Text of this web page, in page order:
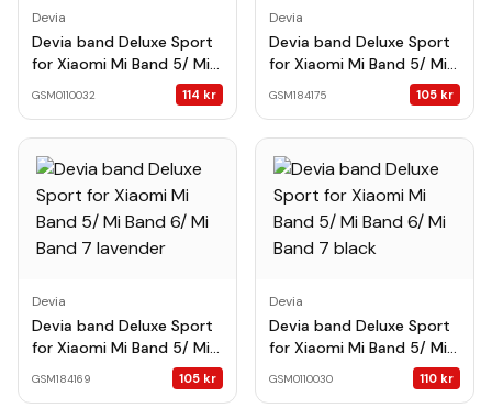
Devia
Devia band Deluxe Sport
for Xiaomi Mi Band 5/ Mi
Band 6/ Mi Band 7 pink
GSM0110032 114 kr
Devia
Devia band Deluxe Sport
for Xiaomi Mi Band 5/ Mi
Band 6/ Mi Band 7 star
GSM184175 105 kr
Devia
Devia band Deluxe Sport
for Xiaomi Mi Band 5/ Mi
GSM184169 105 kr
Devia
Devia band Deluxe Sport
for Xiaomi Mi Band 5/ Mi
Band 6/ Mi Band 7 black
GSM0110030 110 kr